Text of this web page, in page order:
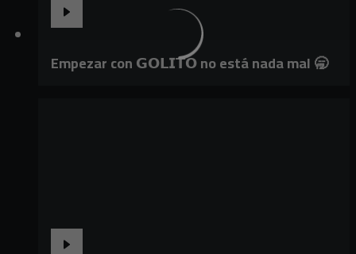
Empezar con 𝗚𝗢𝗟𝗜𝗧𝗢 no está nada mal 🥱